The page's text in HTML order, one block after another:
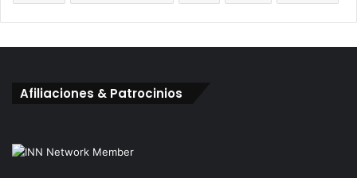
Afiliaciones & Patrocinios